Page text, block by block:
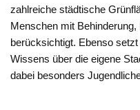
zahlreiche städtische
Menschen mit
berücksichtigt. Ebenso
Wissens über die eigene
dabei besonders